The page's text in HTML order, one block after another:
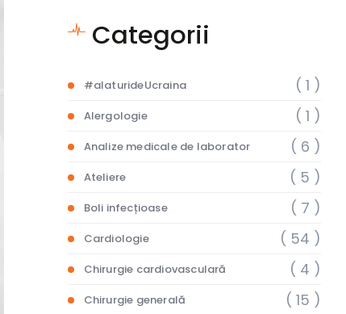
Categorii
#alaturideUcraina ( 1 )
Alergologie ( 1 )
Analize medicale de laborator ( 6 )
Ateliere ( 5 )
Boli infecțioase ( 7 )
Cardiologie ( 54 )
Chirurgie cardiovasculară ( 4 )
Chirurgie generală ( 15 )